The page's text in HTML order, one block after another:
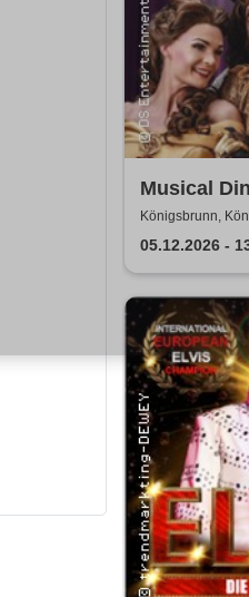
Musical
of Musicals
Königsbrunn,
Königsbrunn
05.12.2026 -